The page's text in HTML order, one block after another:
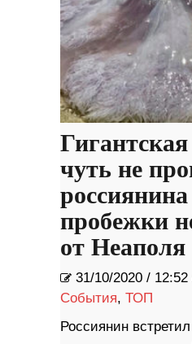
чуть не
пробежки
от Неаполя
31/10/2020 / 12:52
События, ТОП
Россиянин